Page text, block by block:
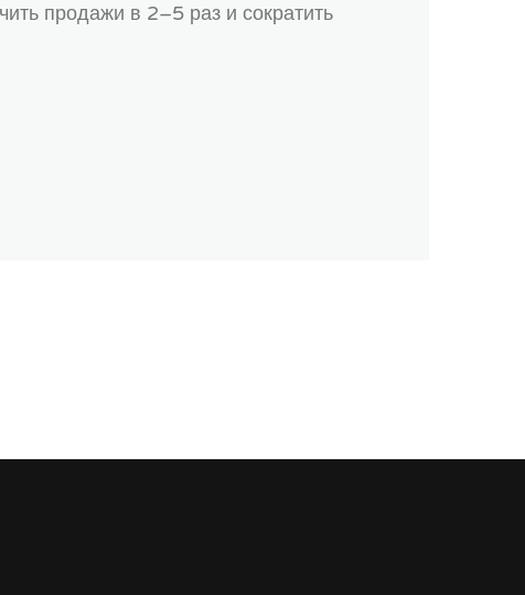
продажи в 2–5 раз и сократить